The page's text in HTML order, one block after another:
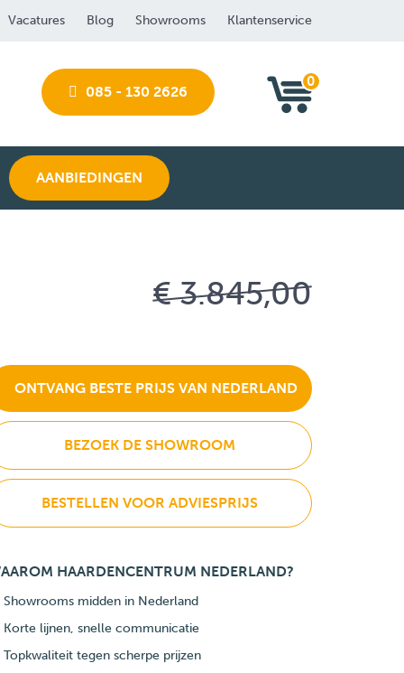
Vacatures Blog Showrooms Klantenservice
085 - 130 2626
0
AANBIEDINGEN
€ 3.845,00
ONTVANG BESTE PRIJS VAN NEDERLAND
BEZOEK DE SHOWROOM
BESTELLEN VOOR ADVIESPRIJS
HAARDENCENTRUM NEDERLAND?
Showrooms midden in Nederland
Korte lijnen, snelle communicatie
Topkwaliteit tegen scherpe prijzen